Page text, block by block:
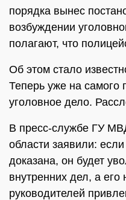
порядка вынес
возбуждении
полагают, что
Об этом стало
Теперь уже на самого
уголовное дело.
В пресс-службе ГУ
области заявили:
доказана, он будет
внутренних дел, а его
руководителей